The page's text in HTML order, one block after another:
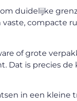
duidelijke
compacte
of grote
is precies de
in een kleine